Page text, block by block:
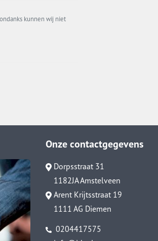
kunnen wij niet
Onze contactgegevens
Dorpsstraat 31
1182JA Amstelveen
Arent Krijtsstraat 19
1111 AG Diemen
0204417575